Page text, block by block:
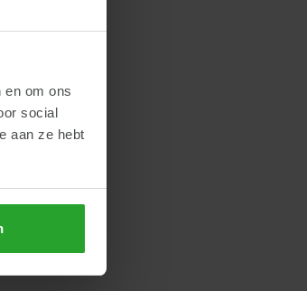
en om ons
social
aan ze hebt